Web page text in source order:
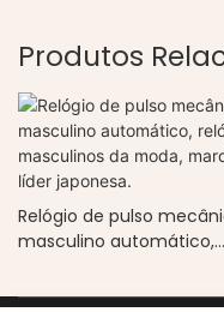
Produtos
Relógio de pulso
masculino automático,
moda, marca líder